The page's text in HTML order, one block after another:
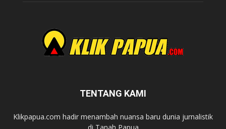
TENTANG KAMI
Klikpapua.com hadir menambah nuansa baru dunia jurnalistik